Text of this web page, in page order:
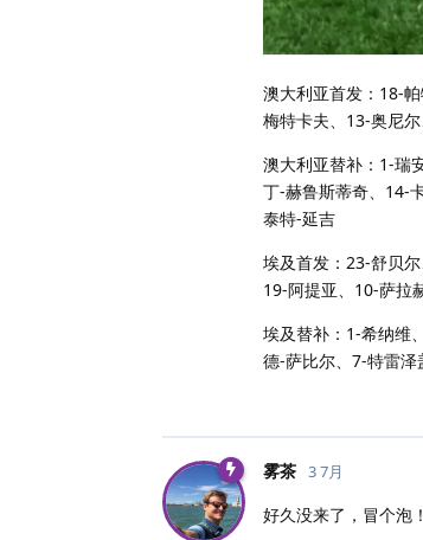
澳大利亚首发：18-
梅特卡夫、13-奥尼
澳大利亚替补：1-瑞
丁-赫鲁斯蒂奇、14-
泰特-延吉
埃及首发：23-舒贝
19-阿提亚、10-萨拉
埃及替补：1-希纳维
德-萨比尔、7-特雷
雾茶 3 7月
好久没来了，冒个泡！